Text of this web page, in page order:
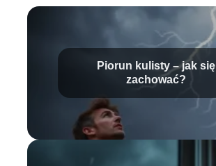
Piorun kulisty – jak się
zachować?